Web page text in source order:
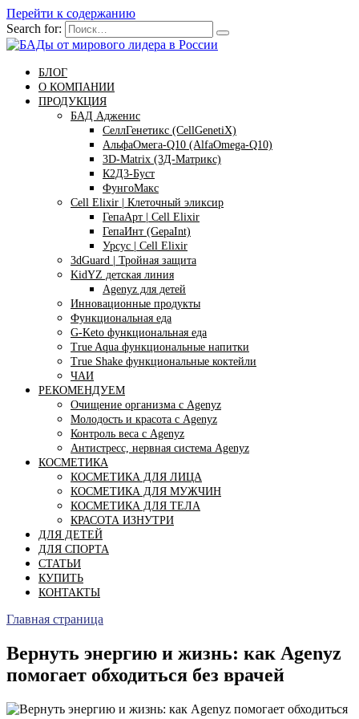
Перейти к содержанию
Search for:
БЛОГ
О КОМПАНИИ
ПРОДУКЦИЯ
БАД Адженис
СеллГенетикс (CellGenetiX)
АльфаОмега-Q10 (AlfaOmega-Q10)
3D-Matrix (3Д-Матрикс)
К2Д3-Буст
ФунгоМакс
Cell Elixir | Клеточный эликсир
ГепаАрт | Cell Elixir
ГепаИнт (GepaInt)
Урсус | Cell Elixir
3dGuard | Тройная защита
KidYZ детская линия
Agenyz для детей
Инновационные продукты
Функциональная еда
G-Keto функциональная еда
True Aqua функциональные напитки
True Shake функциональные коктейли
ЧАИ
РЕКОМЕНДУЕМ
Очищение организма с Agenyz
Молодость и красота с Agenyz
Контроль веса с Agenyz
Антистресс, нервная система Agenyz
КОСМЕТИКА
КОСМЕТИКА ДЛЯ ЛИЦА
КОСМЕТИКА ДЛЯ МУЖЧИН
КОСМЕТИКА ДЛЯ ТЕЛА
КРАСОТА ИЗНУТРИ
ДЛЯ ДЕТЕЙ
ДЛЯ СПОРТА
СТАТЬИ
КУПИТЬ
КОНТАКТЫ
Главная страница
Вернуть энергию и жизнь: как Agenyz
помогает обходиться без врачей